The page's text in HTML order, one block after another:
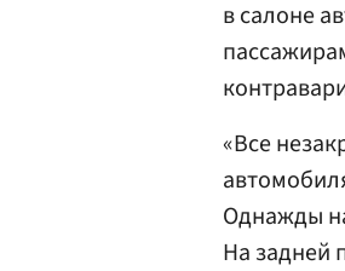
в салоне
«Все
Однажды
На задней